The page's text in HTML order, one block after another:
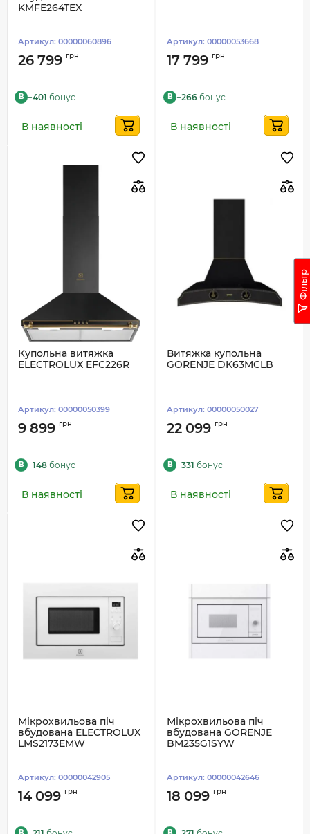
Фільтр
KMFE264TEX
Артикул: 00000060896
26 799 грн
B +401 бонус
В наявності
Артикул: 00000053668
17 799 грн
B +266 бонус
В наявності
Купольна витяжка
ELECTROLUX EFC226R
Артикул: 00000050399
9 899 грн
B +148 бонус
В наявності
Витяжка купольна
GORENJE DK63MCLB
Артикул: 00000050027
22 099 грн
B +331 бонус
В наявності
Мікрохвильова піч
вбудована ELECTROLUX
LMS2173EMW
Артикул: 00000042905
14 099 грн
Мікрохвильова піч
вбудована GORENJE
BM235G1SYW
Артикул: 00000042646
18 099 грн